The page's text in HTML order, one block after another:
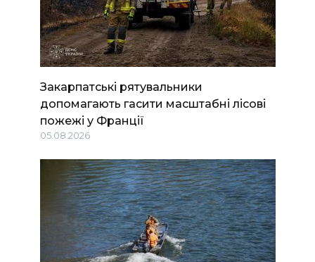
Закарпатські рятувальники
допомагають гасити масштабні лісові
пожежі у Франції
05.08.2026